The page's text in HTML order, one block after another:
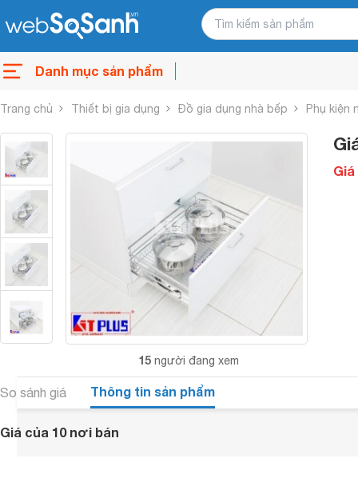
Danh mục sản phẩm
Trang chủ Thiết bị gia dụng Đồ gia dụng nhà bếp Phụ kiện
15 người đang xem
Giá
So sánh giá Thông tin sản phẩm
Giá của 10 nơi bán